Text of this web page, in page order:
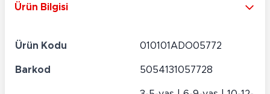
Ürün Bilgisi
Ürün Kodu 010101ADO05772
Barkod 5054131057728